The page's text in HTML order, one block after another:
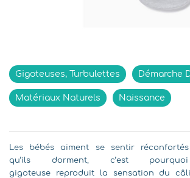
Gigoteuses, Turbulettes Démarche
Matériaux Naturels Naissance
Les bébés aiment se sentir
qu’ils dorment, c’est
gigoteuse reproduit la sensation du